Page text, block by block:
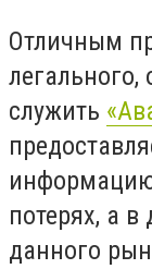
Отличным
легального,
служить
потерях, а
данного